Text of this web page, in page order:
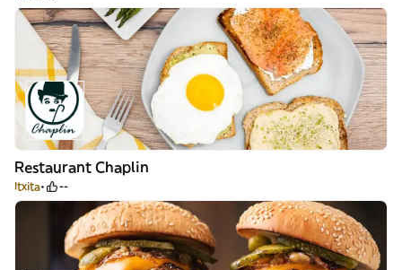
Restaurant Chaplin
Itxita --